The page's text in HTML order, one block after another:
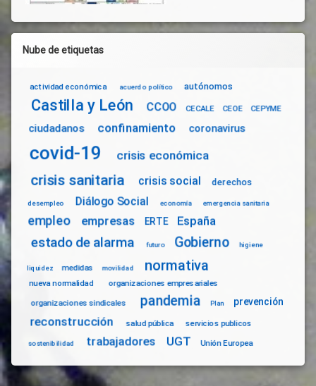
Nube de etiquetas
actividad económica acuerdo político autónomos
Castilla y León CCOO CECALE CEOE CEPYME
ciudadanos confinamiento coronavirus
covid-19 crisis económica
crisis sanitaria crisis social derechos
desempleo Diálogo Social economía emergencia sanitaria
empleo empresas ERTE España
estado de alarma futuro Gobierno higiene
liquidez medidas movilidad normativa
nueva normalidad organizaciones empresariales
organizaciones sindicales pandemia Plan prevención
reconstrucción salud pública servicios publicos
sostenibilidad trabajadores UGT Unión Europea